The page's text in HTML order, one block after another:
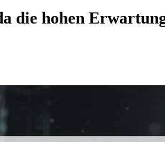
die hohen